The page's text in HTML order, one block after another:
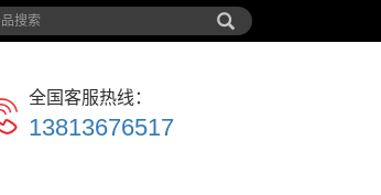
全国客服热线：
13813676517